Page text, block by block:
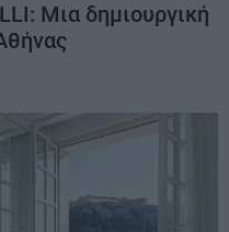
Μια δημιουργική